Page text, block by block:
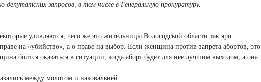
депутатских запросов, в том числе в Генеральную прокуратуру.
удивляются, чего же это жительницы Вологодской области так яро
на «убийство», а о праве на выбор. Если женщина против запрета абортов, это
боится оказаться в ситуации, когда аборт будет для нее лучшим выходом, а она
между молотом и наковальней.